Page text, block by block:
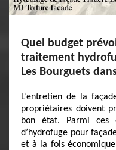
Quel budget
traitement
Les Bourguets
L’entretien de la
propriétaires doivent
bon état. Parmi ces
d’hydrofuge pour
et à la fois